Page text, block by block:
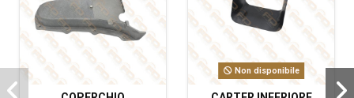
Non disponibile